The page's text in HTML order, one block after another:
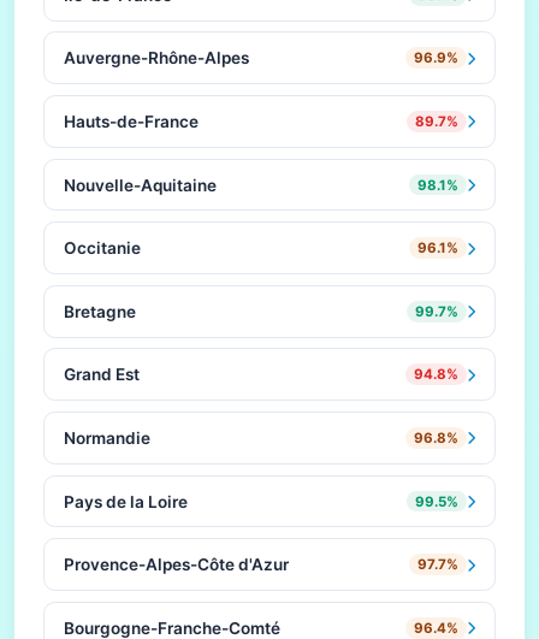
Auvergne-Rhône-Alpes 96.9%
Hauts-de-France 89.7%
Nouvelle-Aquitaine 98.1%
Occitanie 96.1%
Bretagne 99.7%
Grand Est 94.8%
Normandie 96.8%
Pays de la Loire 99.5%
Provence-Alpes-Côte d'Azur 97.7%
Bourgogne-Franche-Comté 96.4%